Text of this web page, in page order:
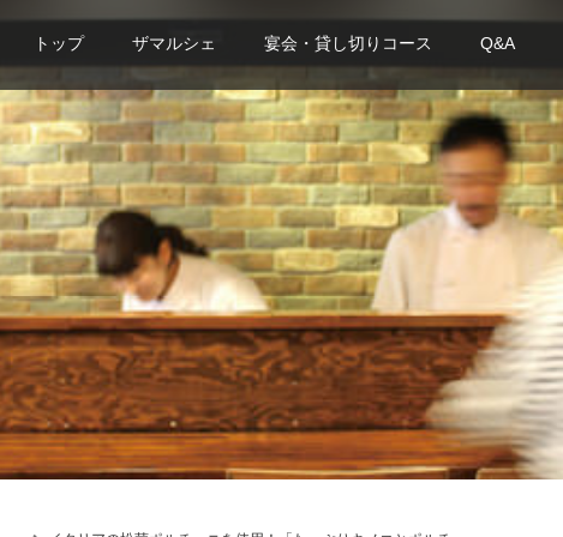
トップ ザマルシェ 宴会・貸し切りコース Q&A